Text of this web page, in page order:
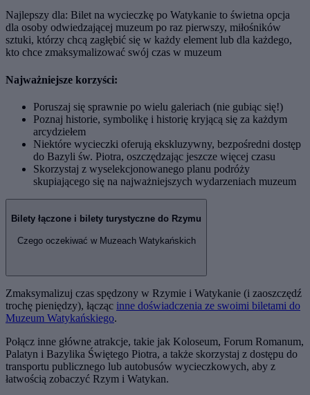
Najlepszy dla: Bilet na wycieczkę po Watykanie to świetna opcja
dla osoby odwiedzającej muzeum po raz pierwszy, miłośników
sztuki, którzy chcą zagłębić się w każdy element lub dla każdego,
kto chce zmaksymalizować swój czas w muzeum
Najważniejsze korzyści:
Poruszaj się sprawnie po wielu galeriach (nie gubiąc się!)
Poznaj historie, symbolikę i historię kryjącą się za każdym
arcydziełem
Niektóre wycieczki oferują ekskluzywny, bezpośredni dostęp
do Bazyli św. Piotra, oszczędzając jeszcze więcej czasu
Skorzystaj z wyselekcjonowanego planu podróży
skupiającego się na najważniejszych wydarzeniach muzeum
Bilety łączone i bilety turystyczne do Rzymu
Czego oczekiwać w Muzeach Watykańskich
Zmaksymalizuj czas spędzony w Rzymie i Watykanie (i zaoszczędź
trochę pieniędzy), łącząc inne doświadczenia ze swoimi biletami do
Muzeum Watykańskiego.
Połącz inne główne atrakcje, takie jak Koloseum, Forum Romanum,
Palatyn i Bazylika Świętego Piotra, a także skorzystaj z dostępu do
transportu publicznego lub autobusów wycieczkowych, aby z
łatwością zobaczyć Rzym i Watykan.